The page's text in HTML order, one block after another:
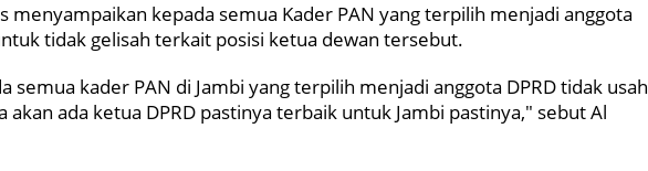
menyampaikan kepada semua Kader PAN yang terpilih menjadi anggota
tidak gelisah terkait posisi ketua dewan tersebut.
semua kader PAN di Jambi yang terpilih menjadi anggota DPRD tidak usah
akan ada ketua DPRD pastinya terbaik untuk Jambi pastinya," sebut Al